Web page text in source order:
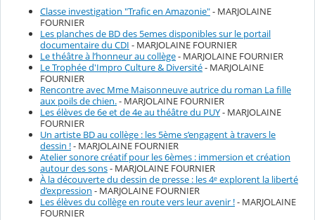
Classe investigation "Trafic en Amazonie"- MARJOLAINE
FOURNIER
Les planches de BD des 5emes disponibles sur le portail
documentaire du CDI - MARJOLAINE FOURNIER
Le théâtre à l’honneur au collège- MARJOLAINE FOURNIER
Le Trophée d'Impro Culture & Diversité- MARJOLAINE
FOURNIER
Rencontre avec Mme Maisonneuve autrice du roman La fille
aux poils de chien.- MARJOLAINE FOURNIER
Les élèves de 6e et de 4e au théâtre du PUY- MARJOLAINE
FOURNIER
Un artiste BD au collège : les 5ème s’engagent à travers le
dessin !- MARJOLAINE FOURNIER
Atelier sonore créatif pour les 6èmes : immersion et création
autour des sons- MARJOLAINE FOURNIER
À la découverte du dessin de presse : les 4ᵉ explorent la liberté
d’expression - MARJOLAINE FOURNIER
Les élèves du collège en route vers leur avenir !- MARJOLAINE
FOURNIER